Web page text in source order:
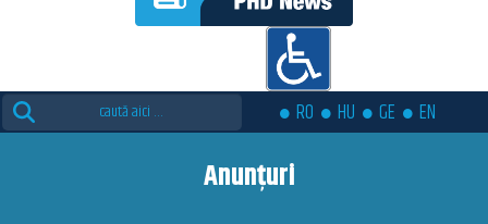
Search
for:
RO HU GE EN
Anunțuri